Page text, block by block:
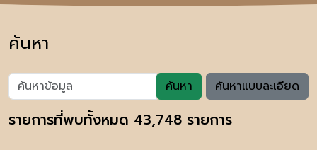
ค้นหา
ค้นหา ค้นหาแบบละเอียด
รายการที่พบทั้งหมด 43,748 รายการ